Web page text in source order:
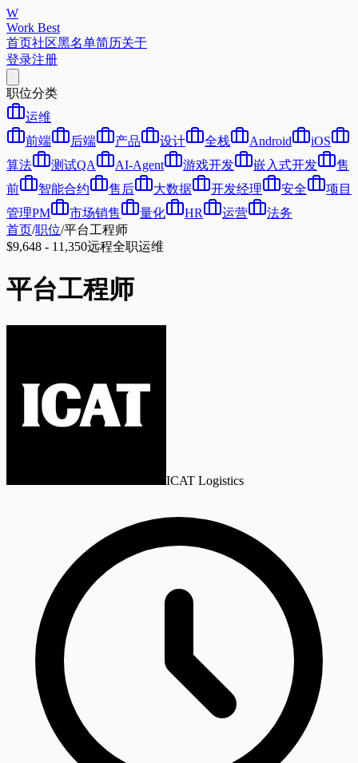
W
Work Best
首页社区黑名单简历关于
登录注册
职位分类
运维
前端
后端 产品 设计 全栈 Android
iOS
算法
测试QA AI-Agent 游戏开发 嵌入式开发
售
前
智能合约 售后 大数据 开发经理 安全
项目
管理PM
市场销售 量化 HR 运营
法务
首页/职位/平台工程师
$9,648 - 11,350远程全职运维
平台工程师
ICAT Logistics